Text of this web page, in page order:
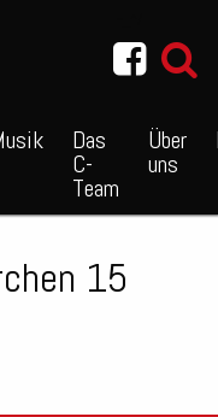
Das
C-
Team
Über
uns
15